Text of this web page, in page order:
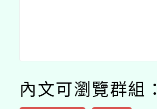
內文可瀏覽群組：